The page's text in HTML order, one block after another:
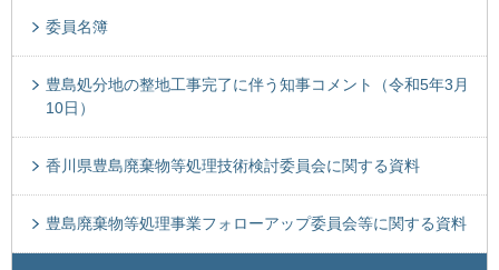
委員名簿
豊島処分地の整地工事完了に伴う知事コメント（令和5年3月
10日）
香川県豊島廃棄物等処理技術検討委員会に関する資料
豊島廃棄物等処理事業フォローアップ委員会等に関する資料